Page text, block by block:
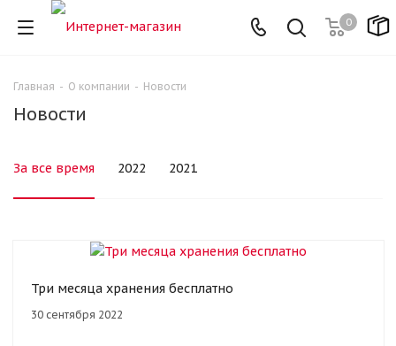
0
Главная - О компании - Новости
Новости
За все время 2022 2021
Три месяца хранения бесплатно
30 сентября 2022